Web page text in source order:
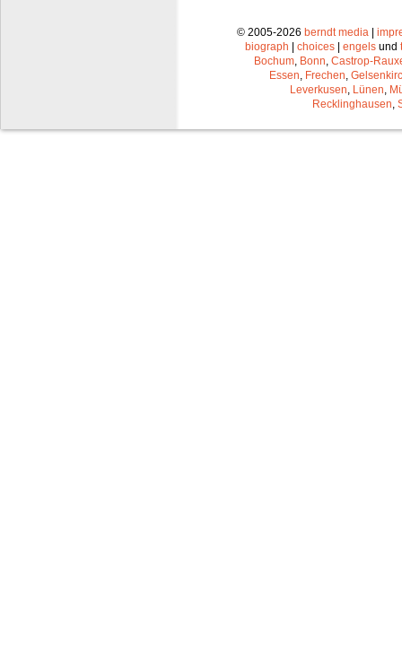
© 2005-2026 berndt media |
biograph | choices | engels und
Bochum Bonn Castrop-
Essen Frechen
Leverkusen Lünen
Recklinghausen